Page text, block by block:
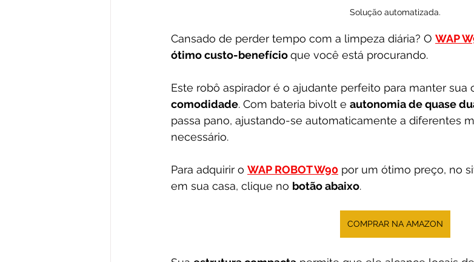
Solução automatizada.
Cansado de perder tempo com a limpeza diária? O WAP
ótimo custo-benefício que você está procurando.
Este robô aspirador é o ajudante perfeito para manter sua
comodidade. Com bateria bivolt e autonomia de quase
passa pano, ajustando-se automaticamente a diferentes
necessário.
Para adquirir o WAP ROBOT W90 por um ótimo preço, no
em sua casa, clique no botão abaixo.
COMPRAR NA AMAZON